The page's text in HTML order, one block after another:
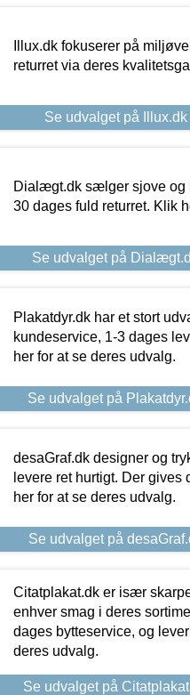
Illux.dk fokuserer på
returret via deres
Se udvalget på Illux.dk
Dialægt.dk sælger sjove og
30 dages fuld returret. Klik
Se udvalget på
Plakatdyr.dk har et stort
kundeservice, 1-3 dages
her for at se deres udvalg.
Se udvalget på
desaGraf.dk designer og
levere ret hurtigt. Der
her for at se deres udvalg.
Se udvalget på
Citatplakat.dk er især
enhver smag i deres
dages bytteservice, og
deres udvalg.
Se udvalget på